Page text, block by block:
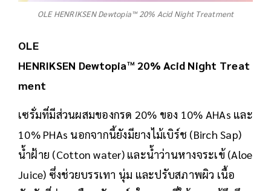
OLE HENRIKSEN Dewtopia™ 20% Acid Night Treatment
OLE
HENRIKSEN Dewtopia™ 20% Acid Night Treat
ment
เซรั่มที่มีส่วนผสมของกรด 20% ของ 10% AHAs และ
10% PHAs นอกจากนี้ยังมียางไม้เบิร์ช (Birch Sap)
น้ำฝ้าย (Cotton water) และน้ำว่านหางจระเข้ (Aloe
Juice) ซึ่งช่วยบรรเทา นุ่ม และปรับสภาพผิว เนื้อ